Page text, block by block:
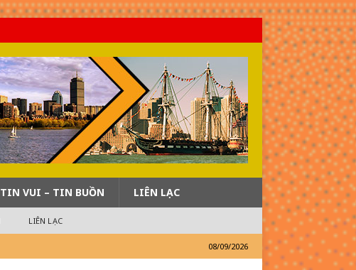
TIN VUI – TIN BUỒN LIÊN LẠC
LIÊN LẠC
08/09/2026